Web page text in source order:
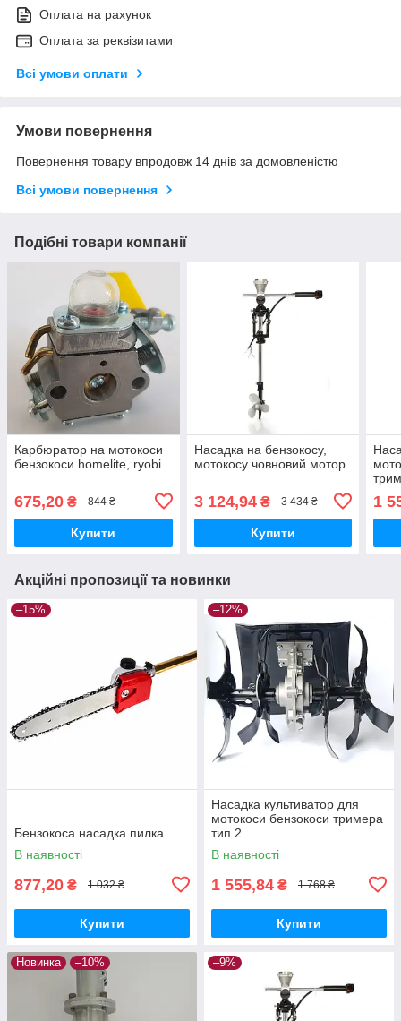
Оплата на рахунок
Оплата за реквізитами
Всі умови оплати
Умови повернення
Повернення товару впродовж 14 днів за домовленістю
Всі умови повернення
Подібні товари компанії
Карбюратор на мотокоси
бензокоси homelite, ryobi
675,20 ₴ 844 ₴
Купити
Насадка на бензокосу,
мотокосу човновий мотор
3 124,94₴ 3 434 ₴
Купити
1
Акційні пропозиції та новинки
–15%
Бензокоса насадка пилка
В наявності
877,20 ₴ 1 032 ₴
Купити
–12%
Насадка культиватор для
мотокоси бензокоси тримера
тип 2
В наявності
1 555,84 ₴ 1 768 ₴
Купити
Новинка –10% –9%